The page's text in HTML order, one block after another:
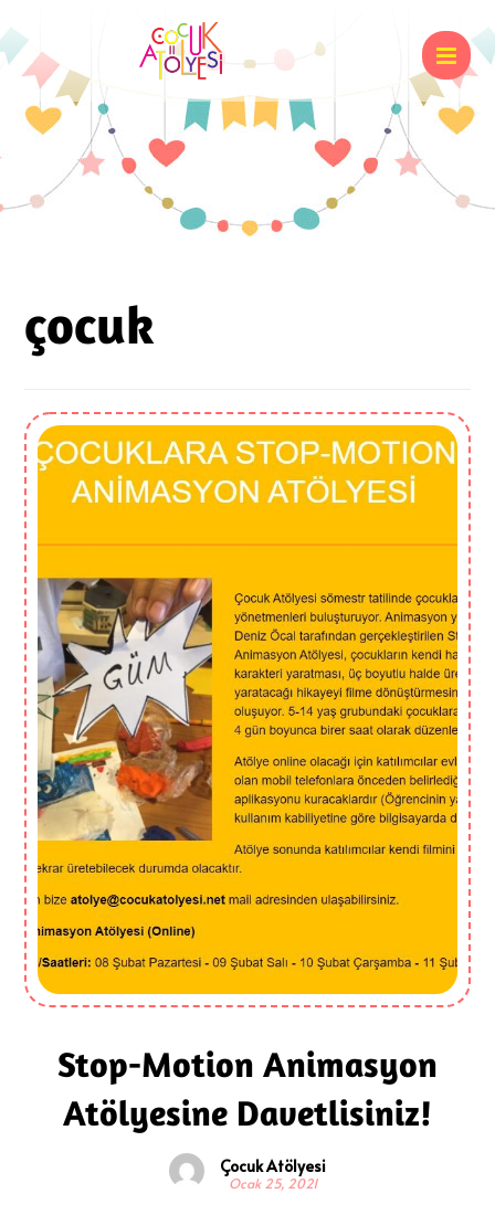
çocuk
Stop-Motion Animasyon
Atölyesine Davetlisiniz!
Çocuk Atölyesi
Ocak 25, 2021